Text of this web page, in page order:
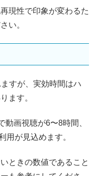
現性で印象が変わるた
い。
すが、実効時間はハ
ます。
画視聴が6〜8時間、
用が見込めます。
ときの数値であること